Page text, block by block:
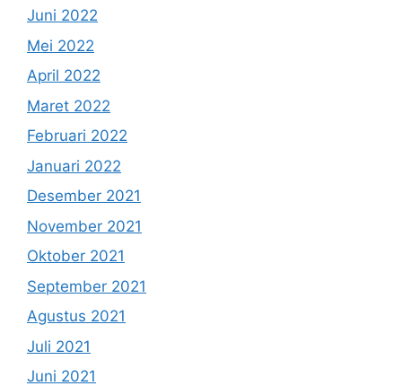
Juni 2022
Mei 2022
April 2022
Maret 2022
Februari 2022
Januari 2022
Desember 2021
November 2021
Oktober 2021
September 2021
Agustus 2021
Juli 2021
Juni 2021